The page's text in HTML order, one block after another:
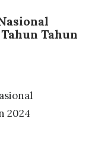
Tahun
2024